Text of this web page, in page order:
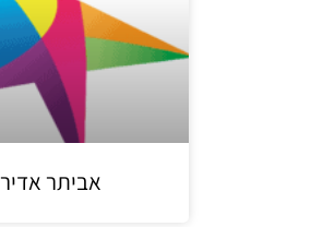
אביתר אדיר